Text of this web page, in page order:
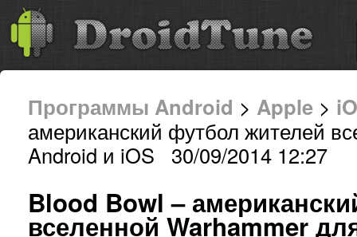
Программы Android > Apple >
американский футбол жителей
Android и iOS 30/09/2014 12:27
Blood Bowl –
вселенной Warhammer